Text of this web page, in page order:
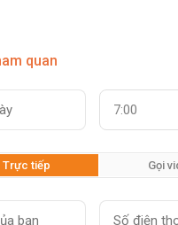
quan
7:00
Trực tiếp Gọi